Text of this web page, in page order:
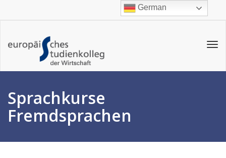
Sprachkurse
Fremdsprachen
German